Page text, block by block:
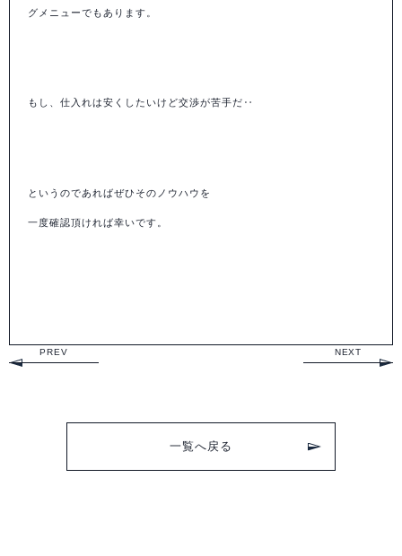
グメニューでもあります。
もし、仕入れは安くしたいけど交渉が苦手だ‥
というのであればぜひそのノウハウを
一度確認頂ければ幸いです。
PREV NEXT
一覧へ戻る